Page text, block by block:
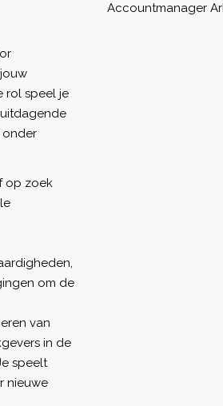
rol speel je
onder
op zoek
om de
van
in de
speelt
nieuwe
Accountmanager